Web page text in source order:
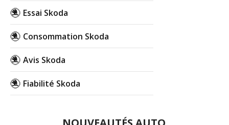
Essai Skoda
Consommation Skoda
Avis Skoda
Fiabilité Skoda